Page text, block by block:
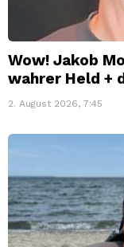
Wow! Jakob
wahrer Held +
2. August 2026, 7:45